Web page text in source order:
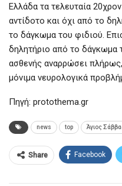
Ελλάδα τα τελευταία
αντίδοτο και όχι από το
το δάγκωμα του φιδιού.
δηλητήριο από το δάγκωμα
ασθενής αναρρώσει
μόνιμα νευρολογικά
Πηγή: protothema.gr
news top Άγιος
Share Facebook